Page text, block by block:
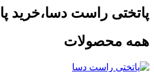
پاتختی راست دسا،خرید
همه محصولات